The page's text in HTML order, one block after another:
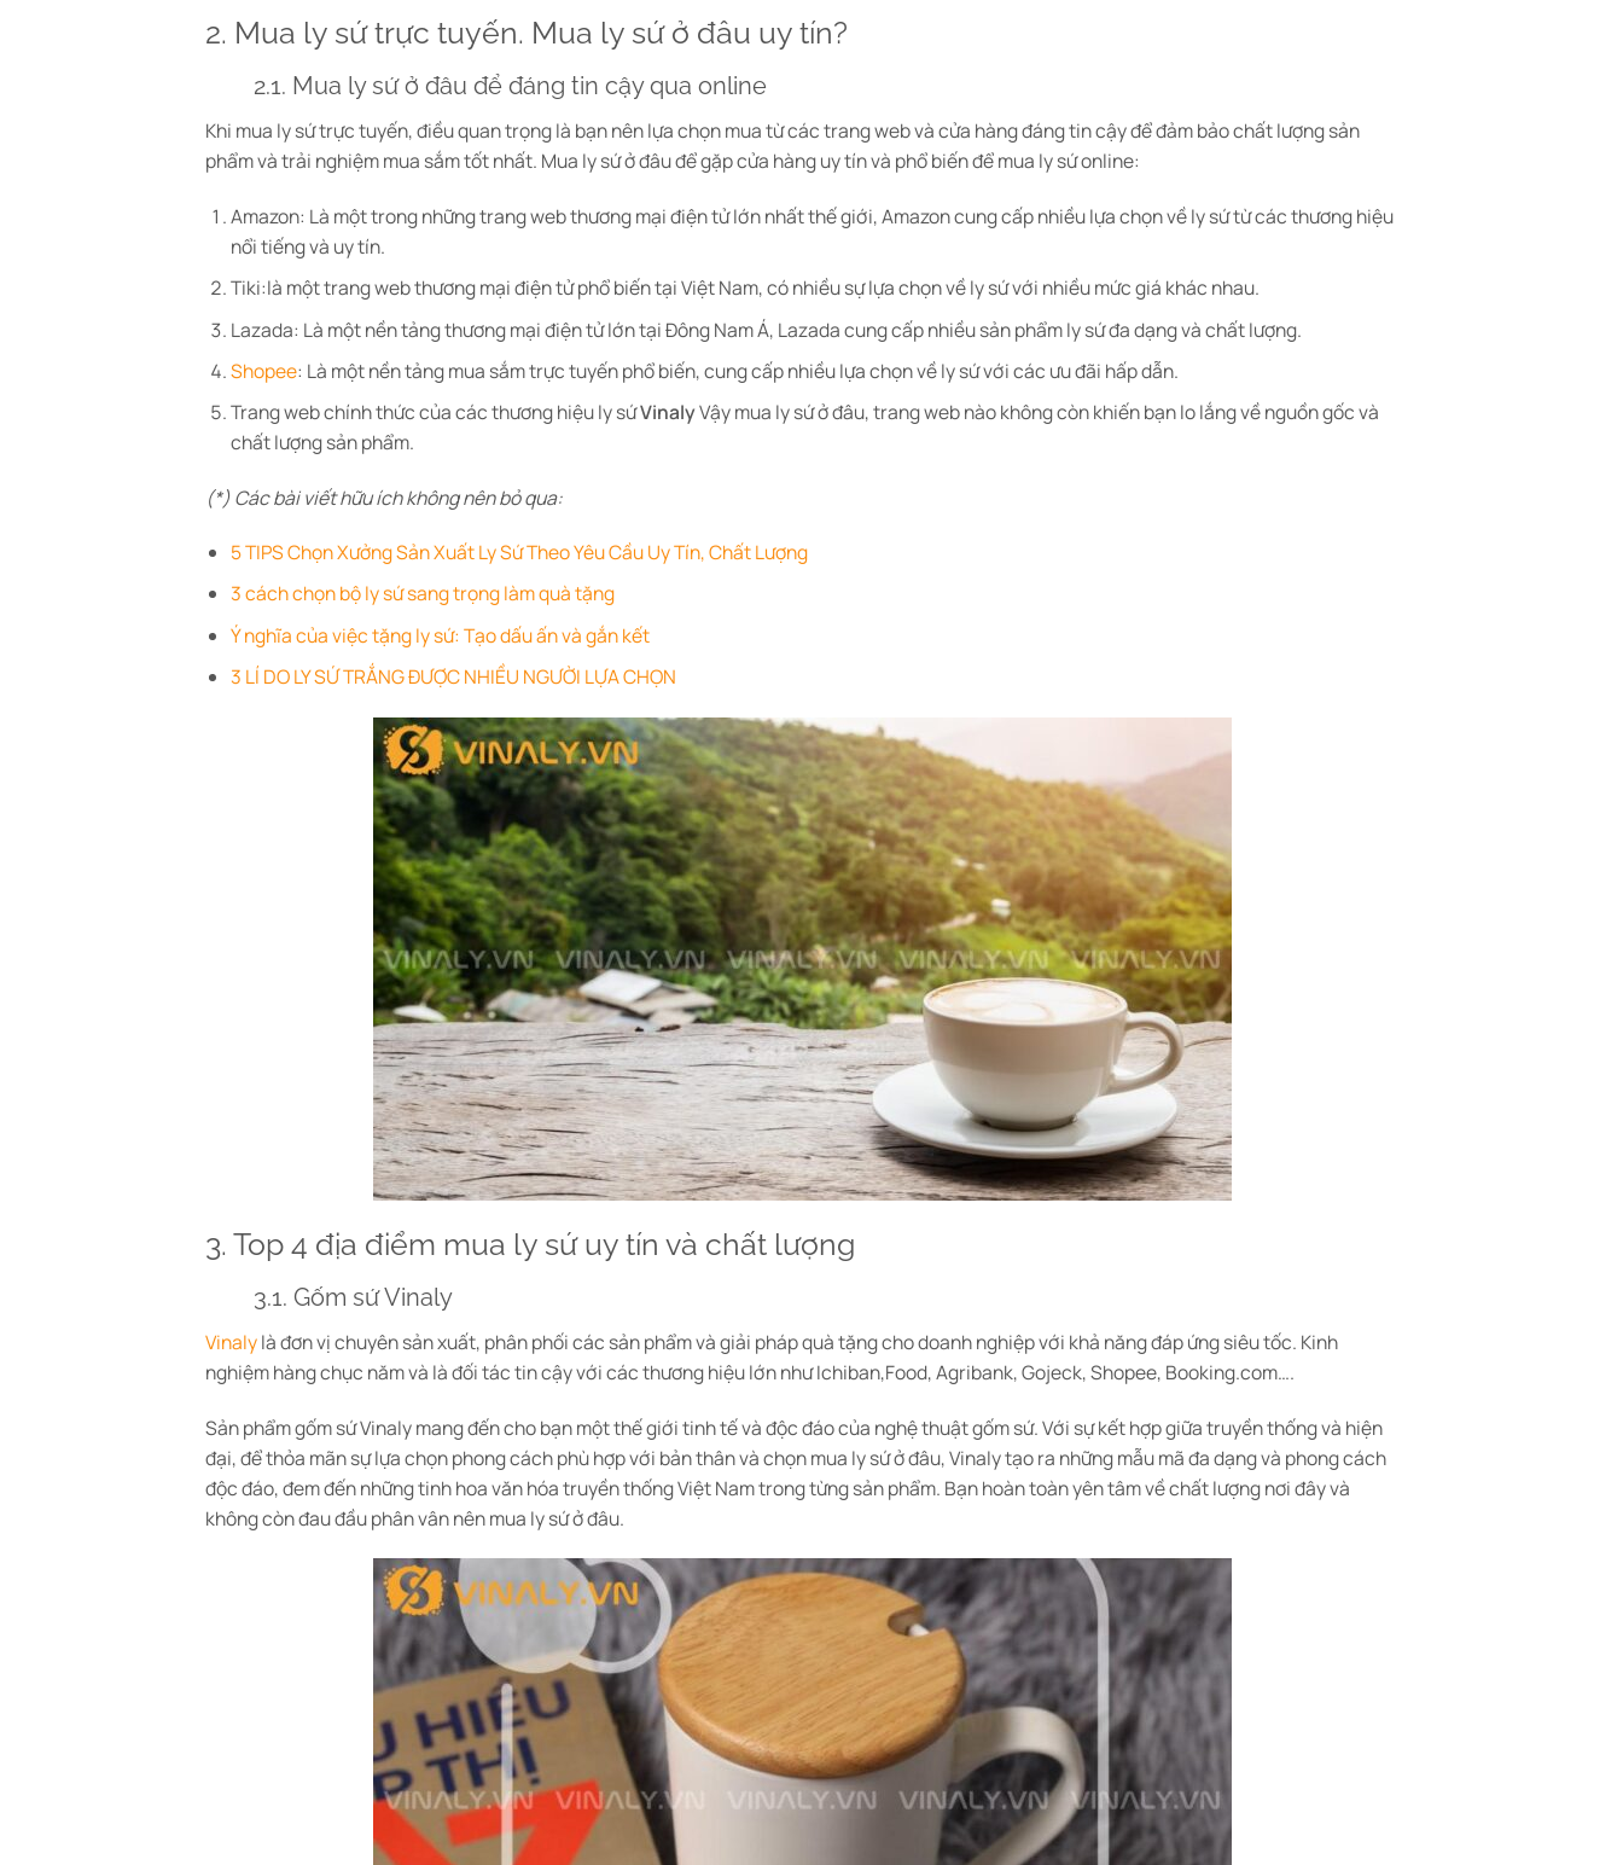
2. Mua ly sứ trực tuyến. Mua ly sứ ở đâu uy tín?
2.1. Mua ly sứ ở đâu để đáng tin cậy qua online
Khi mua ly sứ trực tuyến, điều quan trọng là bạn nên lựa chọn mua từ các trang web và cửa hàng đáng tin cậy để đảm bảo chất lượng sản
phẩm và trải nghiệm mua sắm tốt nhất. Mua ly sứ ở đâu để gặp cửa hàng uy tín và phổ biến để mua ly sứ online:
Amazon: Là một trong những trang web thương mại điện tử lớn nhất thế giới, Amazon cung cấp nhiều lựa chọn về ly sứ từ các thương hiệu
nổi tiếng và uy tín.
Tiki:là một trang web thương mại điện tử phổ biến tại Việt Nam, có nhiều sự lựa chọn về ly sứ với nhiều mức giá khác nhau.
Lazada: Là một nền tảng thương mại điện tử lớn tại Đông Nam Á, Lazada cung cấp nhiều sản phẩm ly sứ đa dạng và chất lượng.
Shopee: Là một nền tảng mua sắm trực tuyến phổ biến, cung cấp nhiều lựa chọn về ly sứ với các ưu đãi hấp dẫn.
Trang web chính thức của các thương hiệu ly sứVinalyVậy mua ly sứ ở đâu, trang web nào không còn khiến bạn lo lắng về nguồn gốc và
chất lượng sản phẩm.
(*) Các bài viết hữu ích không nên bỏ qua:
5 TIPS Chọn Xưởng Sản Xuất Ly Sứ Theo Yêu Cầu Uy Tín, Chất Lượng
3 cách chọn bộ ly sứ sang trọng làm quà tặng
Ý nghĩa của việc tặng ly sứ: Tạo dấu ấn và gắn kết
3 LÍ DO LY SỨ TRẮNG ĐƯỢC NHIỀU NGƯỜI LỰA CHỌN
3. Top 4 địa điểm mua ly sứ uy tín và chất lượng
3.1. Gốm sứ Vinaly
Vinalylà đơn vị chuyên sản xuất, phân phối các sản phẩm và giải pháp quà tặng cho doanh nghiệp với khả năng đáp ứng siêu tốc. Kinh
nghiệm hàng chục năm và là đối tác tin cậy với các thương hiệu lớn như Ichiban,Food, Agribank, Gojeck, Shopee, Booking.com….
Sản phẩm gốm sứ Vinaly mang đến cho bạn một thế giới tinh tế và độc đáo của nghệ thuật gốm sứ. Với sự kết hợp giữa truyền thống và hiện
đại, để thỏa mãn sự lựa chọn phong cách phù hợp với bản thân và chọn mua ly sứ ở đâu, Vinaly tạo ra những mẫu mã đa dạng và phong cách
độc đáo, đem đến những tinh hoa văn hóa truyền thống Việt Nam trong từng sản phẩm. Bạn hoàn toàn yên tâm về chất lượng nơi đây và
không còn đau đầu phân vân nên mua ly sứ ở đâu.